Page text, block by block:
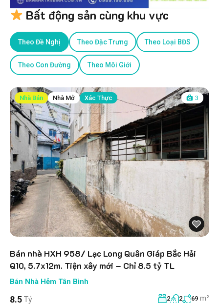
Bất động sản cùng khu vực
Theo Đề Nghị Theo Đặc Trưng Theo Loại BĐS
Theo Con Đường Theo Môi Giới
Nhà Bán Nhà Mở Xác Thực 3
Bán nhà HXH 958/ Lạc Long Quân Giáp Bắc Hải
Q10, 5.7x12m. Tiện xây mới – Chỉ 8.5 tỷ TL
Bán Nhà Hẻm Tân Bình
8.5 Tỷ 2 2 69 m²